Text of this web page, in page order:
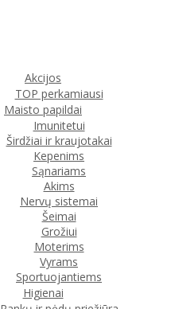
Akcijos
TOP perkamiausi
Maisto papildai
Imunitetui
Širdžiai ir kraujotakai
Kepenims
Sąnariams
Akims
Nervų sistemai
Šeimai
Grožiui
Moterims
Vyrams
Sportuojantiems
Higienai